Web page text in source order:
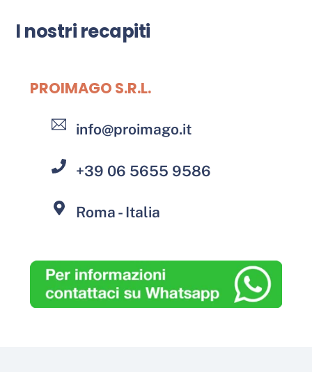
I nostri recapiti
PROIMAGO S.R.L.
info@proimago.it
+39 06 5655 9586
Roma - Italia